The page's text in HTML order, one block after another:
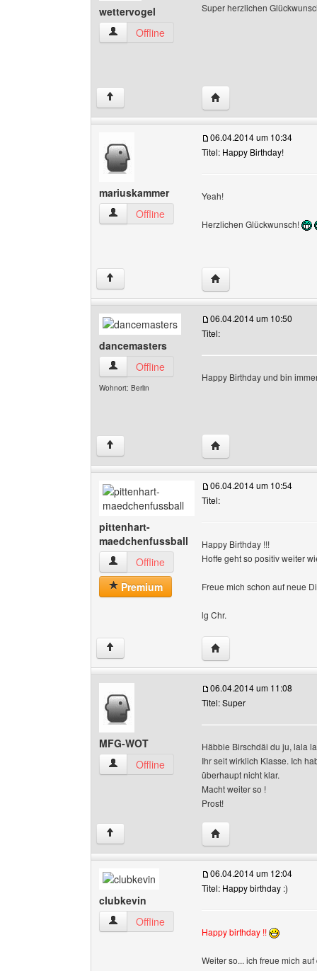
wettervogel
wettervogel Benutzer-Profile anzeigen
Offline
Super herzlichen
↑ Website dieses
mariuskammer
mariuskammer Benutzer-Profile anzeigen
Offline
06.04.2014 um 10:34
Titel: Happy Birthday!
Yeah!
Herzlichen Glückwunsch!
↑ Website dieses
dancemasters
dancemasters Benutzer-Profile anzeigen
Offline
Wohnort: Berlin
06.04.2014 um 10:50
Titel:
Happy Birthday und bin
↑ Website dieses
pittenhart-
maedchenfussball
pittenhart-maedchenfussball Benutzer-Profile
Offline
Premium
06.04.2014 um 10:54
Titel:
Happy Birthday !!!
Hoffe geht so positiv weiter
Freue mich schon auf neue
lg Chr.
↑ Website dieses
MFG-WOT
MFG-WOT Benutzer-Profile anzeigen
Offline
06.04.2014 um 11:08
Titel: Super
Häbbie Birschdäi du ju, lala
Ihr seit wirklich Klasse. Ich
überhaupt nicht klar.
Macht weiter so !
Prost!
↑ Website dieses
clubkevin
clubkevin Benutzer-Profile anzeigen
Offline
06.04.2014 um 12:04
Titel: Happy birthday :)
Happy birthday !!
Weiter so... ich freue mich